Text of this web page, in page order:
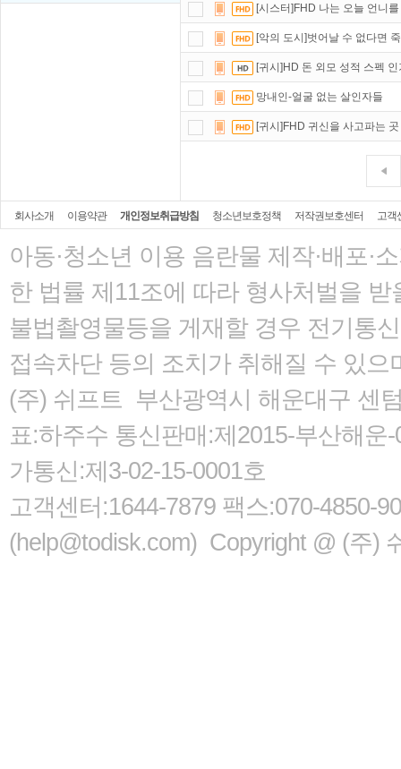
[시스터]FHD 나는 오늘 언니
[악의 도시]벗어날 수 없다면
[귀시]HD 돈 외모 성적 스펙
망내인-얼굴 없는 살인자들
[귀시]FHD 귀신을 사고파는 곳
회사소개 이용약관 개인정보취급방침 청소년보호정책 저작권보호센터 고객
아동·청소년 이용 음란물 제작·배포·
한 법률 제11조에 따라 형사처벌을 받
불법촬영물등을 게재할 경우 전기통
접속차단 등의 조치가 취해질 수 있으
(주) 쉬프트 부산광역시 해운대구 센
표:하주수 통신판매:제2015-부산해
가통신:제3-02-15-0001호
고객센터:1644-7879 팩스:070-4850-
(help@todisk.com) Copyright @ (주)